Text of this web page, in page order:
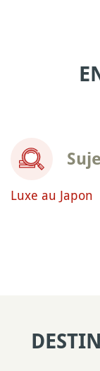
Luxe au Japon